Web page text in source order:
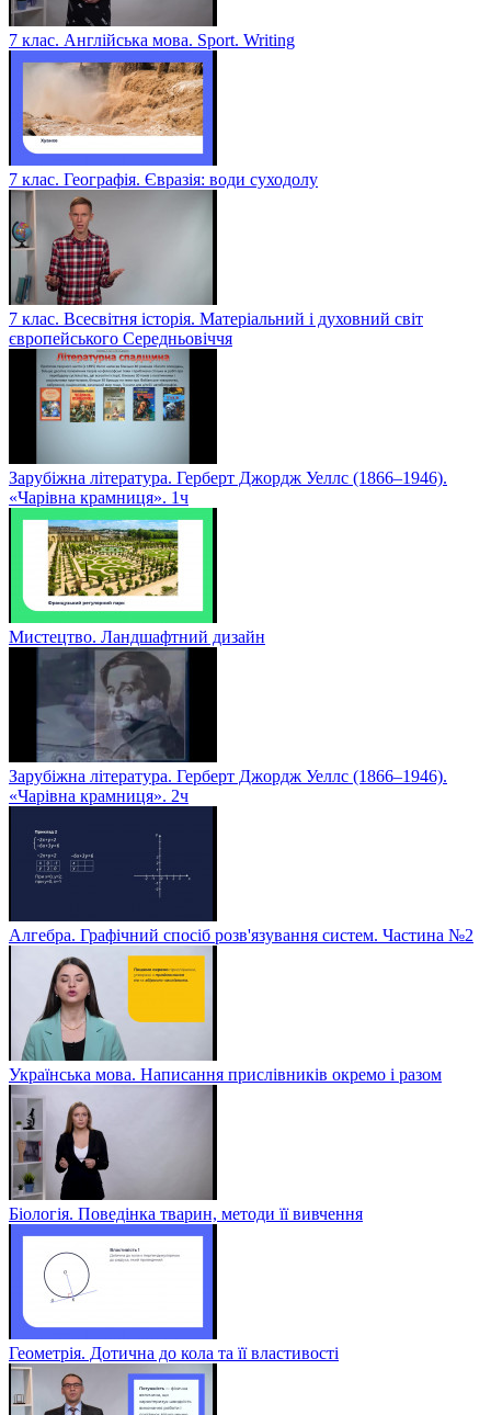
7 клас. Англійська мова. Sport. Writing
7 клас. Географія. Євразія: води суходолу
7 клас. Всесвітня історія. Матеріальний і духовний світ
європейського Середньовіччя
Зарубіжна література. Герберт Джордж Уеллс (1866–1946).
«Чарівна крамниця». 1ч
Мистецтво. Ландшафтний дизайн
Зарубіжна література. Герберт Джордж Уеллс (1866–1946).
«Чарівна крамниця». 2ч
Алгебра. Графічний спосіб розв'язування систем. Частина №2
Українська мова. Написання прислівників окремо і разом
Біологія. Поведінка тварин, методи її вивчення
Геометрія. Дотична до кола та її властивості